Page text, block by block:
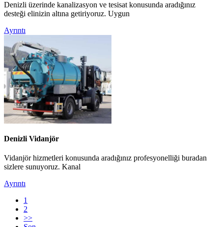
Denizli üzerinde kanalizasyon ve tesisat konusunda aradığınız
desteği elinizin altına getiriyoruz. Uygun
Ayrıntı
Denizli Vidanjör
Vidanjör hizmetleri konusunda aradığınız profesyonelliği buradan
sizlere sunuyoruz. Kanal
Ayrıntı
1
2
>>